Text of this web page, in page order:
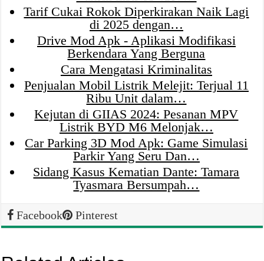
Tarif Cukai Rokok Diperkirakan Naik Lagi
di 2025 dengan…
Drive Mod Apk - Aplikasi Modifikasi
Berkendara Yang Berguna
Cara Mengatasi Kriminalitas
Penjualan Mobil Listrik Melejit: Terjual 11
Ribu Unit dalam…
Kejutan di GIIAS 2024: Pesanan MPV
Listrik BYD M6 Melonjak…
Car Parking 3D Mod Apk: Game Simulasi
Parkir Yang Seru Dan…
Sidang Kasus Kematian Dante: Tamara
Tyasmara Bersumpah…
Facebook Pinterest